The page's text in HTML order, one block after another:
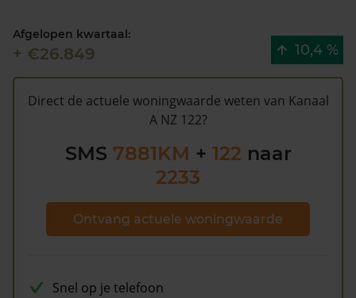
gemeente Emmen is €161.000 (2020). Volgens
Kadasterdata is de kans laag dat deze waarde te hoog
is en dat er bespaard zou kunnen worden op de
gemeentelijke belastingen. Met hetgratis WOZ alarm
bent u elk jaar op de hoogte van uw laatste WOZ
Afgelopen kwartaal:
+ €26.849 10,4 %
Direct de actuele woningwaarde weten van Kanaal
A NZ 122?
SMS 7881KM + 122 naar
2233
Ontvang actuele woningwaarde
Snel op je telefoon